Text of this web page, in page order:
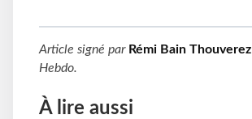
Article signé par Rémi Bain Thouverez
Hebdo.
À lire aussi